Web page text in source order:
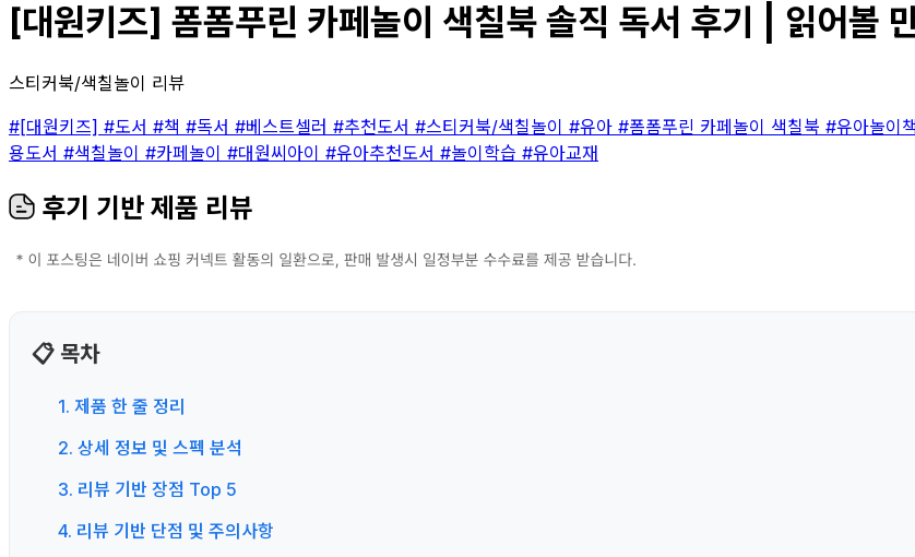
[대원키즈] 폼폼푸린 카페놀이 색칠북 솔직 독서 후기 | 읽어볼
스티커북/색칠놀이 리뷰
#[대원키즈] #도서 #책 #독서 #베스트셀러 #추천도서 #스티커북/색칠놀이 #유아 #폼폼푸린 카페놀이 색칠북 #유아놀이책
용도서 #색칠놀이 #카페놀이 #대원씨아이 #유아추천도서 #놀이학습 #유아교재
후기 기반 제품 리뷰
📋 목차
1. 제품 한 줄 정리
2. 상세 정보 및 스펙 분석
3. 리뷰 기반 장점 Top 5
4. 리뷰 기반 단점 및 주의사항